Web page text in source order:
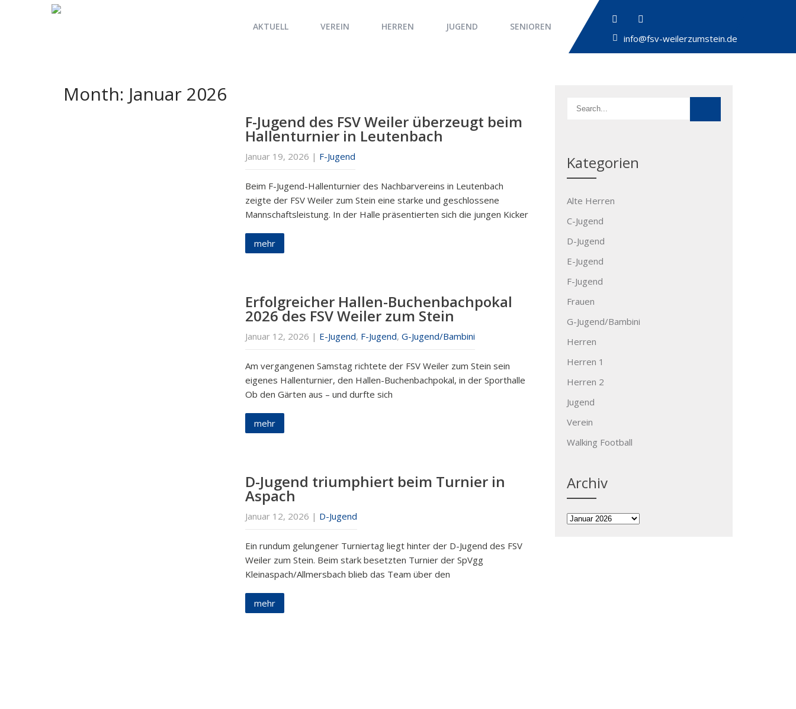
info@fsv-weilerzumstein.de
AKTUELL VEREIN HERREN JUGEND SENIOREN
Month: Januar 2026
F-Jugend des FSV Weiler überzeugt beim
Hallenturnier in Leutenbach
Januar 19, 2026 | F-Jugend
Beim F-Jugend-Hallenturnier des Nachbarvereins in Leutenbach
zeigte der FSV Weiler zum Stein eine starke und geschlossene
Mannschaftsleistung. In der Halle präsentierten sich die jungen Kicker
mehr
Erfolgreicher Hallen-Buchenbachpokal
2026 des FSV Weiler zum Stein
Januar 12, 2026 | E-Jugend, F-Jugend, G-Jugend/Bambini
Am vergangenen Samstag richtete der FSV Weiler zum Stein sein
eigenes Hallenturnier, den Hallen-Buchenbachpokal, in der Sporthalle
Ob den Gärten aus – und durfte sich
mehr
D-Jugend triumphiert beim Turnier in
Aspach
Januar 12, 2026 | D-Jugend
Ein rundum gelungener Turniertag liegt hinter der D-Jugend des FSV
Weiler zum Stein. Beim stark besetzten Turnier der SpVgg
Kleinaspach/Allmersbach blieb das Team über den
mehr
Kategorien
Alte Herren
C-Jugend
D-Jugend
E-Jugend
F-Jugend
Frauen
G-Jugend/Bambini
Herren
Herren 1
Herren 2
Jugend
Verein
Walking Football
Archiv
Archiv